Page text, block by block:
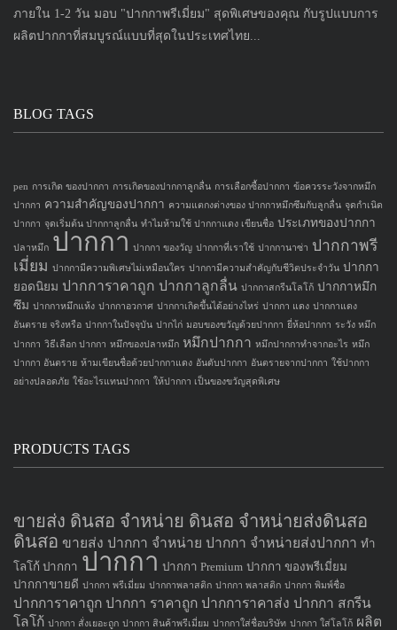
ภายใน 1-2 วัน มอบ "ปากกาพรีเมี่ยม" สุดพิเศษของคุณ กับรูปแบบการ
ผลิตปากกาที่สมบูรณ์แบบที่สุดในประเทศไทย...
BLOG TAGS
pen การเกิด ของปากกา การเกิดของปากกาลูกลื่น การเลือกซื้อปากกา ข้อควรระวังจากหมึก
ปากกา ความสำคัญของปากกา ความแตกงต่างของ ปากกาหมึกซึมกับลูกลื่น จุดกำเนิด
ปากกา จุดเริ่มต้น ปากกาลูกลื่น ทำไมห้ามใช้ ปากกาแดง เขียนชื่อ ประเภทของปากกา
ปลาหมึก ปากกา ปากกา ของวัญ ปากกาที่เราใช้ ปากกานาซ่า ปากกาพรี
เมี่ยม ปากกามีความพิเศษไม่เหมือนใคร ปากกามีความสำคัญกับชีวิตประจำวัน ปากกา
ยอดนิยม ปากการาคาถูก ปากกาลูกลื่น ปากกาสกรีนโลโก้ ปากกาหมึก
ซึม ปากกาหมึกแห้ง ปากกาอวกาศ ปากกาเกิดขึ้นได้อย่างไหร่ ปากกา แดง ปากกาแดง
อันตราย จริงหรือ ปากกาในปัจจุบัน ปากไก่ มอบของขวัญด้วยปากกา ยี่ห้อปากกา ระวัง หมึก
ปากกา วิธีเลือก ปากกา หมึกของปลาหมึก หมึกปากกา หมึกปากกาทำจากอะไร หมึก
ปากกา อันตราย ห้ามเขียนชื่อด้วยปากกาแดง อันดับปากกา อันตรายจากปากกา ใช้ปากกา
อย่างปลอดภัย ใช้อะไรแทนปากกา ให้ปากกา เป็นของขวัญสุดพิเศษ
PRODUCTS TAGS
ขายส่ง ดินสอ จำหน่าย ดินสอ จำหน่ายส่งดินสอ
ดินสอ ขายส่ง ปากกา จำหน่าย ปากกา จำหน่ายส่งปากกา ทำ
โลโก้ ปากกา ปากกา ปากกา Premium ปากกา ของพรีเมี่ยม
ปากกาขายดี ปากกา พรีเมี่ยม ปากกาพลาสติก ปากกา พลาสติก ปากกา พิมพ์ชื่อ
ปากการาคาถูก ปากกา ราคาถูก ปากการาคาส่ง ปากกา สกรีน
โลโก้ ปากกา สั่งเยอะถูก ปากกา สินค้าพรีเมี่ยม ปากกาใส่ชื่อบริษัท ปากกา ใส่โลโก้ ผลิต